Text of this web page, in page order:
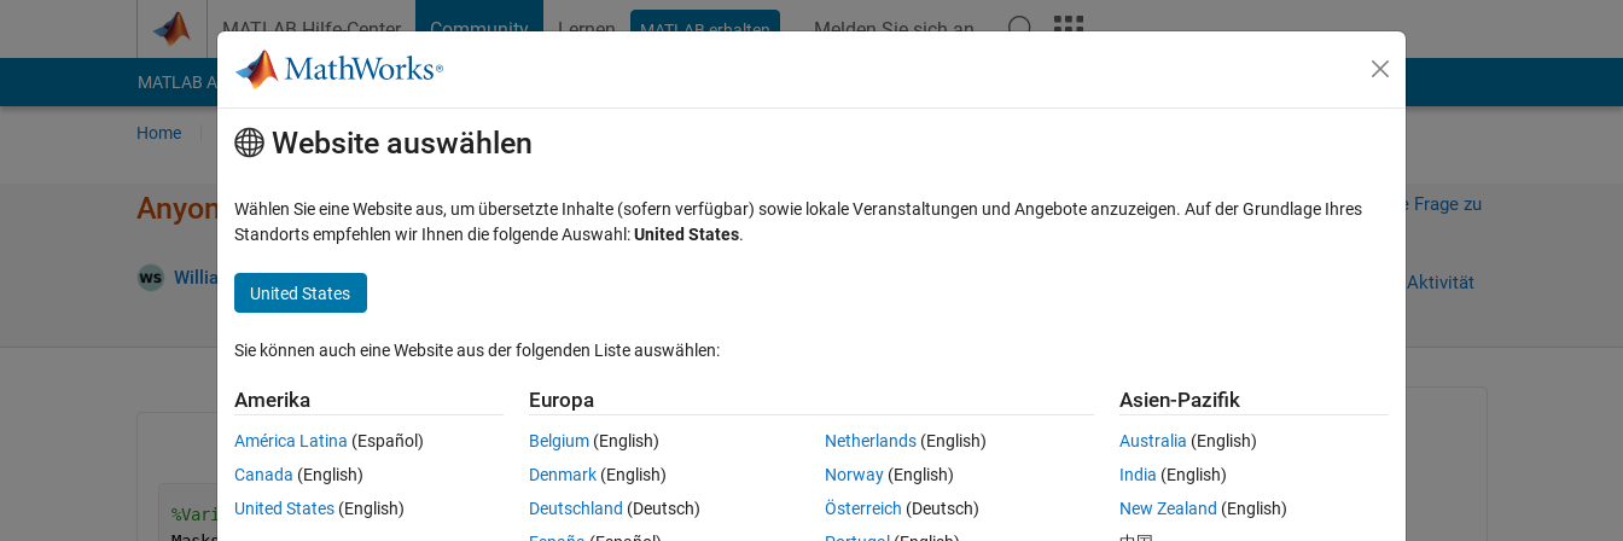
MATLAB Hilfe-Center Community Lernen MATLAB erhalten Melden Sie sich an
MATLAB Answers File Exchange Cody
Home Fragen Antworten Durchsuchen
Anyone know what is wrong with my T2* calculations?
William 23 Mär. 2023
Melden Sie sich an, um diese Frage zu
Anmelden, um Aktivität
In MATLAB Online öffnen 0 Stimmen
%Variable definitions:
William
am 23 Mär. 2023
Website auswählen
Wählen Sie eine Website aus, um übersetzte Inhalte (sofern verfügbar) sowie lokale Veranstaltungen und Angebote anzuzeigen. Auf der Grundlage Ihres
Standorts empfehlen wir Ihnen die folgende Auswahl:United States.
United States
Sie können auch eine Website aus der folgenden Liste auswählen:
Amerika
América Latina (Español)
Canada (English)
United States (English)
Europa
Belgium (English)
Denmark (English)
Deutschland (Deutsch)
Netherlands(English)
Norway(English)
Österreich (Deutsch)
Asien-Pazifik
Australia (English)
India (English)
New Zealand (English)